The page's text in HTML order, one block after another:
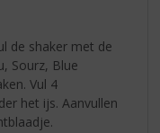
de shaker met de
Sourz, Blue
Vul 4
het ijs. Aanvullen